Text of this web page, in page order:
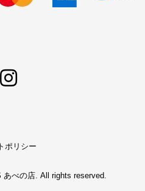
ポリシー
べの店. All rights reserved.